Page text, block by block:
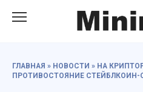
ГЛАВНАЯ » НОВОСТИ » НА
ПРОТИВОСТОЯНИЕ